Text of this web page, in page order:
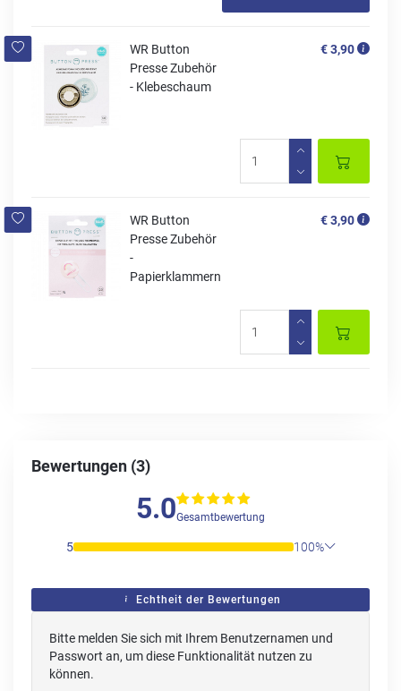
WR Button
Presse Zubehör
- Klebeschaum
€ 3,90
WR Button
Presse Zubehör
-
Papierklammern
€ 3,90
Bewertungen (3)
5.0Gesamtbewertung
5 100%
Echtheit der Bewertungen
Bitte melden Sie sich mit Ihrem Benutzernamen und
Passwort an, um diese Funktionalität nutzen zu
können.